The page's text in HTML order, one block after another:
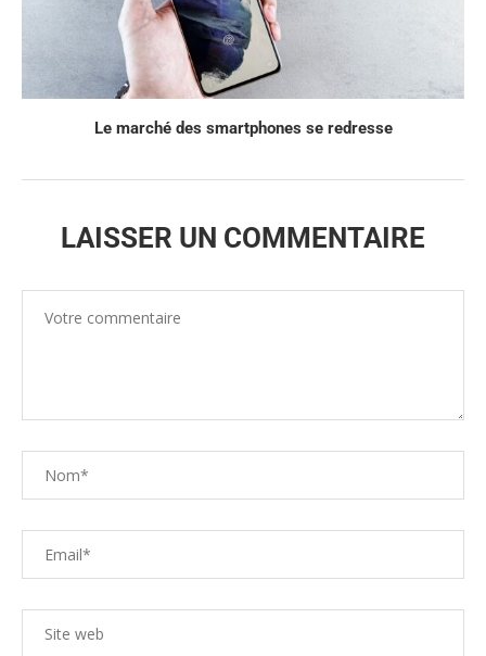
Le marché des smartphones se redresse
LAISSER UN COMMENTAIRE